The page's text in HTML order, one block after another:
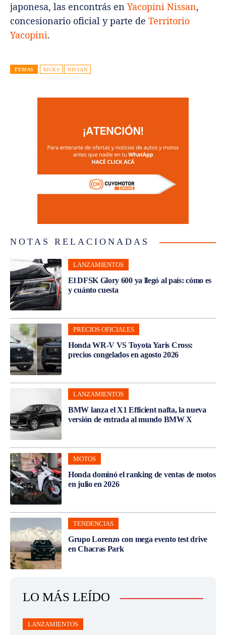
japonesa, las encontrás en Yacopini Nissan,
concesionario oficial y parte de Territorio
Yacopini.
TEMAS KICKS NISSAN
NOTAS RELACIONADAS
LANZAMIENTOS
El DFSK Glory 600 ya llegó al país: cómo es
y cuánto cuesta
PRECIOS OFICIALES
Honda WR-V VS Toyota Yaris Cross:
precios congelados en agosto 2026
LANZAMIENTOS
BMW lanza el X1 Efficient nafta, la nueva
versión de entrada al mundo BMW X
MOTOS
Honda dominó el ranking de ventas de motos
en julio en 2026
TENDENCIAS
Grupo Lorenzo con mega evento test drive
en Chacras Park
LO MÁS LEÍDO
LANZAMIENTOS